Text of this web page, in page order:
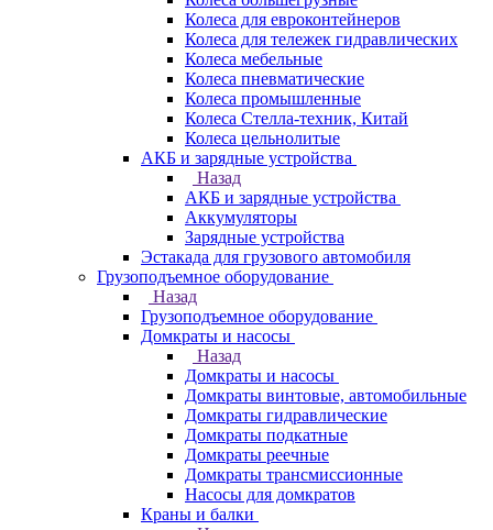
Колеса для евроконтейнеров
Колеса для тележек гидравлических
Колеса мебельные
Колеса пневматические
Колеса промышленные
Колеса Стелла-техник, Китай
Колеса цельнолитые
АКБ и зарядные устройства
Назад
АКБ и зарядные устройства
Аккумуляторы
Зарядные устройства
Эстакада для грузового автомобиля
Грузоподъемное оборудование
Назад
Грузоподъемное оборудование
Домкраты и насосы
Назад
Домкраты и насосы
Домкраты винтовые, автомобильные
Домкраты гидравлические
Домкраты подкатные
Домкраты реечные
Домкраты трансмиссионные
Насосы для домкратов
Краны и балки